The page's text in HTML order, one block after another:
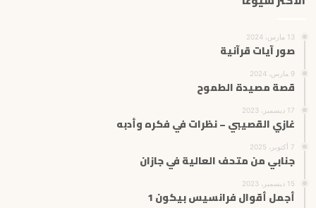
13 مارس، 2024
صور آيات قرآنية
9 مارس، 2024
قصة مصيدة الطموح
17 ديسمبر، 2023
غازي القصيبي – نظرات في فكره وأدبه
7 أكتوبر، 2025
جنابي من متحف العالية في جازان
15 ديسمبر، 2023
أجمل أقوال فرانسيس بيكون 1